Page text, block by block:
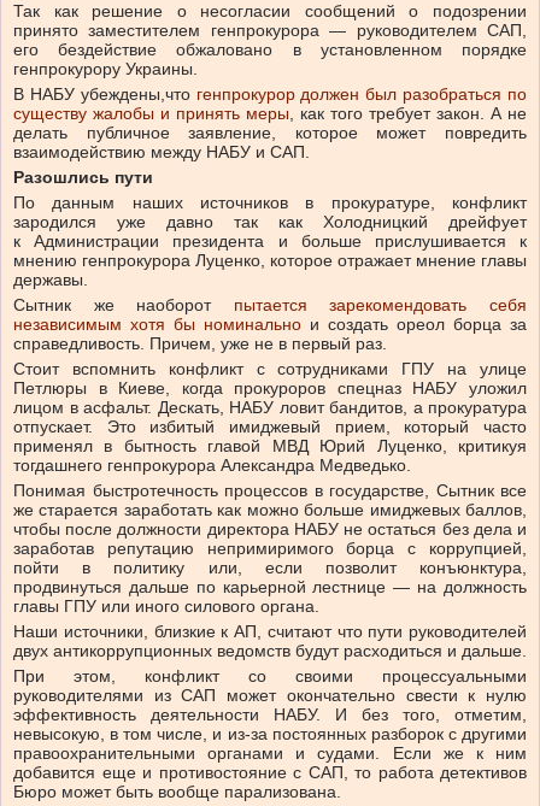
Так как решение о несогласии сообщений о подозрении
принято заместителем генпрокурора — руководителем САП,
его бездействие обжаловано в установленном порядке
генпрокурору Украины.
В НАБУ убеждены,что генпрокурор должен был разобраться по
существу жалобы и принять меры, как того требует закон. А не
делать публичное заявление, которое может повредить
взаимодействию между НАБУ и САП.
Разошлись пути
По данным наших источников в прокуратуре, конфликт
зародился уже давно так как Холодницкий дрейфует
к Администрации президента и больше прислушивается к
мнению генпрокурора Луценко, которое отражает мнение главы
державы.
Сытник же наоборот пытается зарекомендовать себя
независимым хотя бы номинально и создать ореол борца за
справедливость. Причем, уже не в первый раз.
Стоит вспомнить конфликт с сотрудниками ГПУ на улице
Петлюры в Киеве, когда прокуроров спецназ НАБУ уложил
лицом в асфальт. Дескать, НАБУ ловит бандитов, а прокуратура
отпускает. Это избитый имиджевый прием, который часто
применял в бытность главой МВД Юрий Луценко, критикуя
тогдашнего генпрокурора Александра Медведько.
Понимая быстротечность процессов в государстве, Сытник все
же старается заработать как можно больше имиджевых баллов,
чтобы после должности директора НАБУ не остаться без дела и
заработав репутацию непримиримого борца с коррупцией,
пойти в политику или, если позволит конъюнктура,
продвинуться дальше по карьерной лестнице — на должность
главы ГПУ или иного силового органа.
Наши источники, близкие к АП, считают что пути руководителей
двух антикоррупционных ведомств будут расходиться и дальше.
При этом, конфликт со своими процессуальными
руководителями из САП может окончательно свести к нулю
эффективность деятельности НАБУ. И без того, отметим,
невысокую, в том числе, и из-за постоянных разборок с другими
правоохранительными органами и судами. Если же к ним
добавится еще и противостояние с САП, то работа детективов
Бюро может быть вообще парализована.